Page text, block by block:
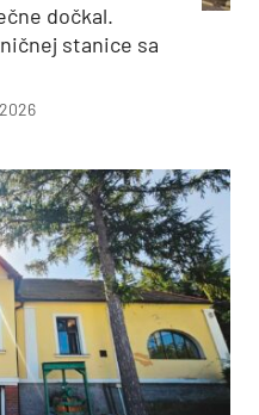
dočkal.
stanice sa